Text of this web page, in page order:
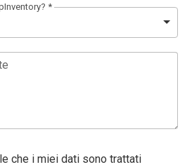
*
che i miei dati sono trattati